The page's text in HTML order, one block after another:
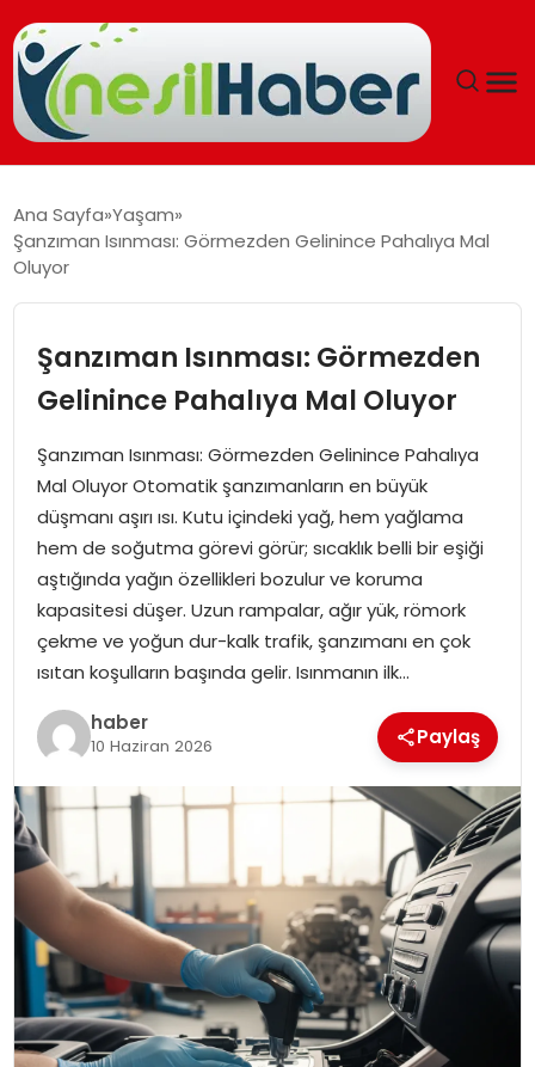
EĞITIM
SOSYAL HABER
SPOR
EKONOMI
MAGAZIN
TEKNOLOJI
Ana Sayfa Yaşam
Şanzıman Isınması: Görmezden Gelinince Pahalıya Mal
Oluyor
Şanzıman Isınması: Görmezden
Gelinince Pahalıya Mal Oluyor
Şanzıman Isınması: Görmezden Gelinince Pahalıya
Mal Oluyor Otomatik şanzımanların en büyük
düşmanı aşırı ısı. Kutu içindeki yağ, hem yağlama
hem de soğutma görevi görür; sıcaklık belli bir eşiği
aştığında yağın özellikleri bozulur ve koruma
kapasitesi düşer. Uzun rampalar, ağır yük, römork
çekme ve yoğun dur-kalk trafik, şanzımanı en çok
ısıtan koşulların başında gelir. Isınmanın ilk…
haber
10 Haziran 2026 Paylaş